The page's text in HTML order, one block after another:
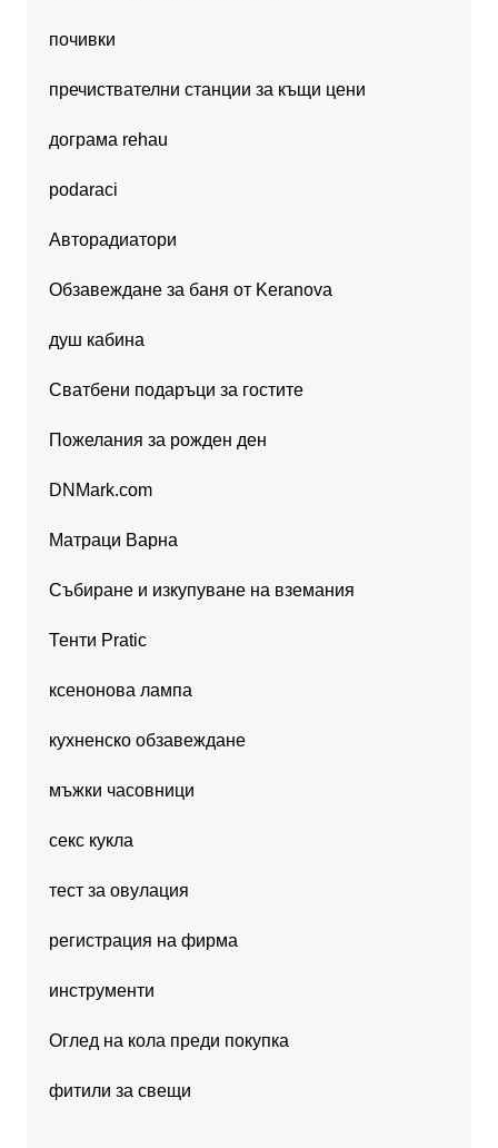
почивки
пречиствателни станции за къщи цени
дограма rehau
podaraci
Авторадиатори
Обзавеждане за баня от Keranova
душ кабина
Сватбени подаръци за гостите
Пожелания за рожден ден
DNMark.com
Матраци Варна
Събиране и изкупуване на вземания
Тенти Pratic
ксенонова лампа
кухненско обзавеждане
мъжки часовници
секс кукла
тест за овулация
регистрация на фирма
инструменти
Оглед на кола преди покупка
фитили за свещи